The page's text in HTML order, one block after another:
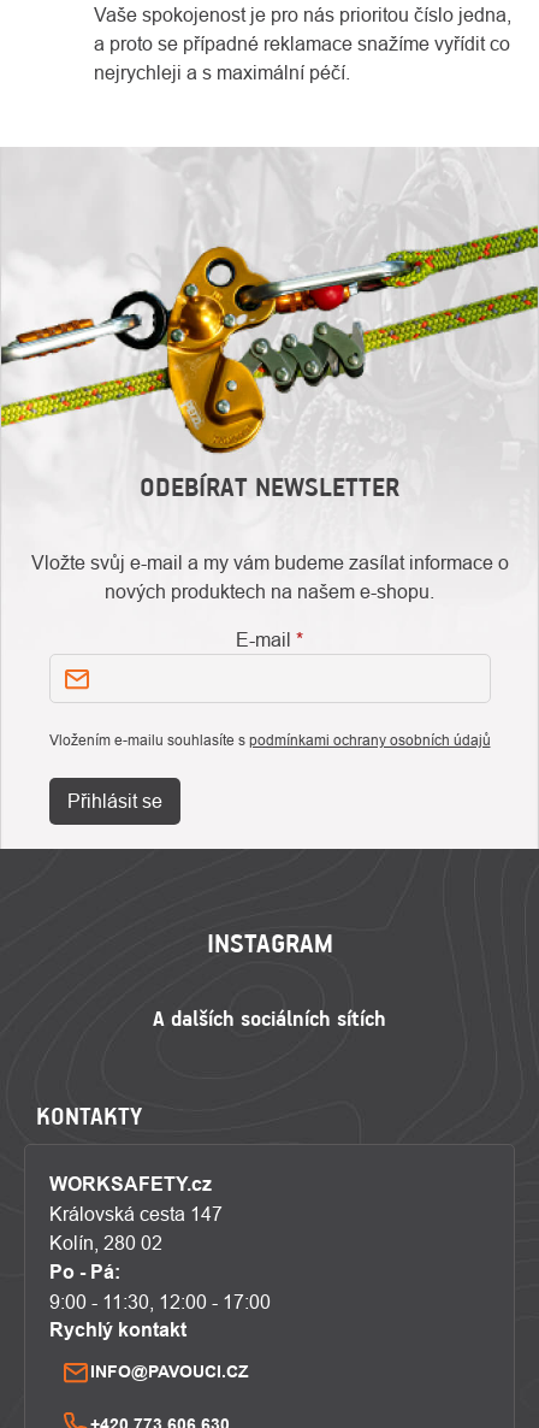
Vaše spokojenost je pro nás prioritou číslo jedna,
a proto se případné reklamace snažíme vyřídit co
nejrychleji a s maximální péčí.
ODEBÍRAT NEWSLETTER
Vložte svůj e-mail a my vám budeme zasílat informace o
nových produktech na našem e-shopu.
E-mail
Vložením e-mailu souhlasíte s podmínkami ochrany osobních údajů
Přihlásit se
INSTAGRAM
KONTAKTY
WORKSAFETY.cz
Královská cesta 147
Kolín, 280 02
Po - Pá:
9:00 - 11:30, 12:00 - 17:00
Rychlý kontakt
INFO@PAVOUCI.CZ